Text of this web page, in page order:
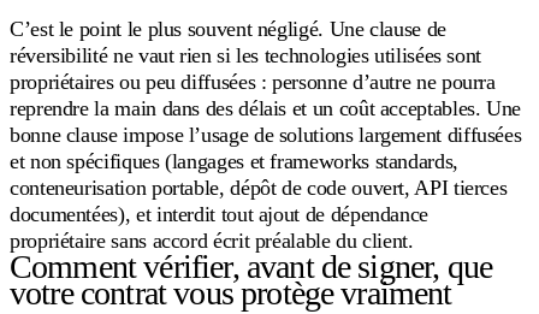
C’est le point le plus souvent négligé. Une clause de
réversibilité ne vaut rien si les technologies utilisées sont
propriétaires ou peu diffusées : personne d’autre ne pourra
reprendre la main dans des délais et un coût acceptables. Une
bonne clause impose l’usage de solutions largement diffusées
et non spécifiques (langages et frameworks standards,
conteneurisation portable, dépôt de code ouvert, API tierces
documentées), et interdit tout ajout de dépendance
propriétaire sans accord écrit préalable du client.
Comment vérifier, avant de signer, que
votre contrat vous protège vraiment